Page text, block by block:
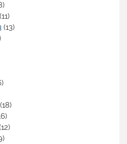
(11)
(13)
(18)